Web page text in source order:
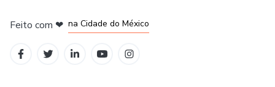
Feito com ❤ na Cidade do México